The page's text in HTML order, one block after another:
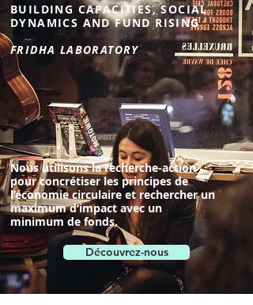
BUILDING CAPACITIES, SOCIAL
DYNAMICS AND FUND RISING
FRIDHA LABORATORY
Nous utilisons la recherche-action
pour concrétiser les principes de
l’économie circulaire et rechercher un
maximum d’impact avec un
minimum de fonds.
Découvrez-nous